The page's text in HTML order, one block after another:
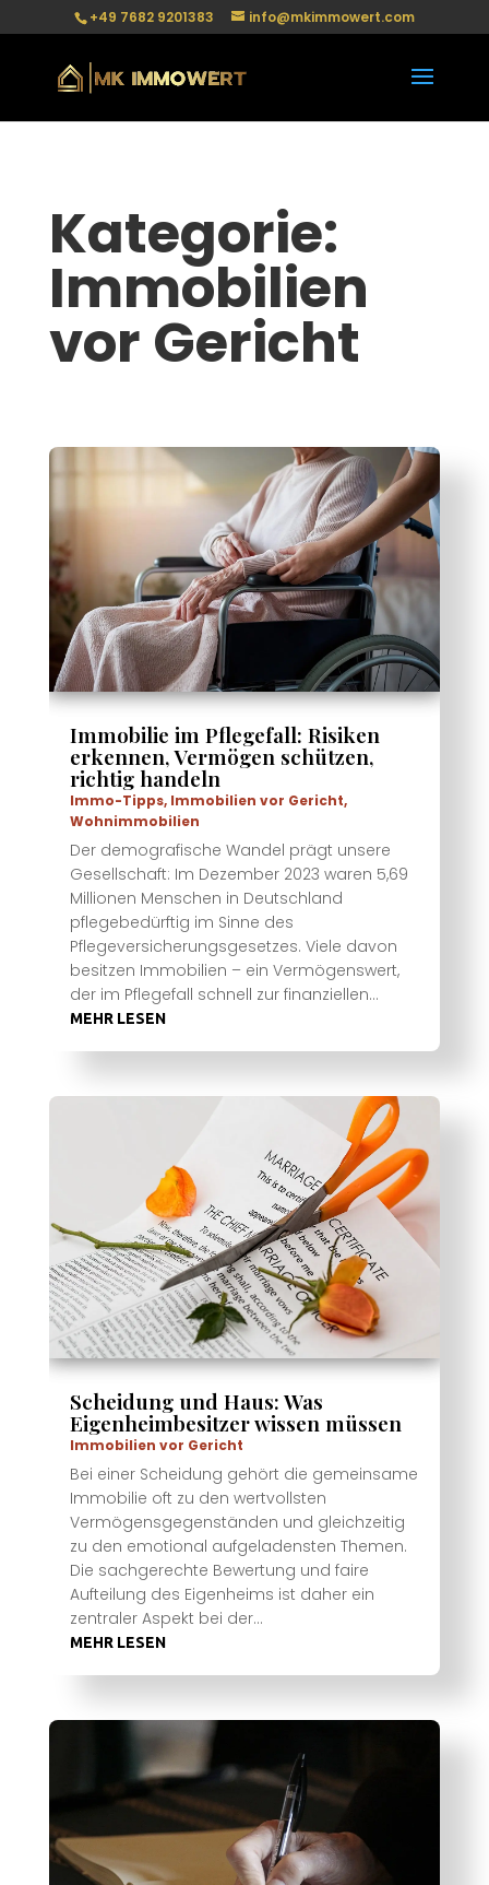
+49 7682 9201383 info@mkimmowert.com
Kategorie:
Immobilien
vor Gericht
Immobilie im Pflegefall: Risiken
erkennen, Vermögen schützen,
richtig handeln
Immo-Tipps, Immobilien vor Gericht,
Wohnimmobilien
Der demografische Wandel prägt unsere
Gesellschaft: Im Dezember 2023 waren 5,69
Millionen Menschen in Deutschland
pflegebedürftig im Sinne des
Pflegeversicherungsgesetzes. Viele davon
besitzen Immobilien – ein Vermögenswert,
der im Pflegefall schnell zur finanziellen...
MEHR LESEN
Scheidung und Haus: Was
Eigenheimbesitzer wissen müssen
Immobilien vor Gericht
Bei einer Scheidung gehört die gemeinsame
Immobilie oft zu den wertvollsten
Vermögensgegenständen und gleichzeitig
zu den emotional aufgeladensten Themen.
Die sachgerechte Bewertung und faire
Aufteilung des Eigenheims ist daher ein
zentraler Aspekt bei der...
MEHR LESEN